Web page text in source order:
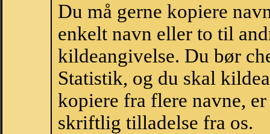
Du må gerne kopiere
enkelt navn eller to til
kildeangivelse. Du bør
Statistik, og du skal
kopiere fra flere navne,
skriftlig tilladelse fra os.